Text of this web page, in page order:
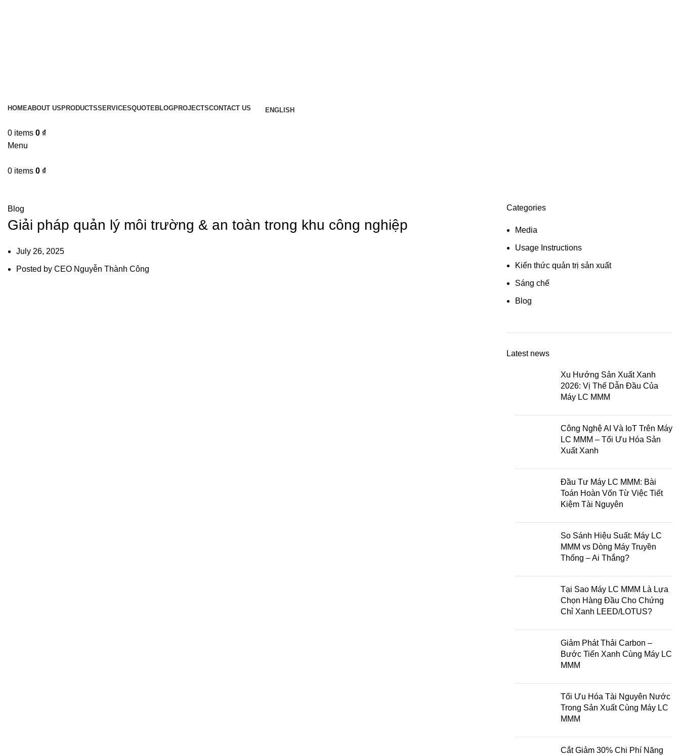
HOMEABOUT US PRODUCTSSERVICESQUOTEBLOGPROJECTSCONTACT US ENGLISH
0 items 0 ₫
Menu
0 items 0 ₫
Blog
Giải pháp quản lý môi trường & an toàn trong khu công nghiệp
July 26, 2025
Posted by CEO Nguyễn Thành Công
Categories
Media
Usage Instructions
Kiến thức quản trị sản xuất
Sáng chế
Blog
Latest news
Xu Hướng Sản Xuất Xanh
2026: Vị Thế Dẫn Đầu Của
Máy LC MMM
Công Nghệ AI Và IoT Trên Máy
LC MMM – Tối Ưu Hóa Sản
Xuất Xanh
Đầu Tư Máy LC MMM: Bài
Toán Hoàn Vốn Từ Việc Tiết
Kiệm Tài Nguyên
So Sánh Hiệu Suất: Máy LC
MMM vs Dòng Máy Truyền
Thống – Ai Thắng?
Tại Sao Máy LC MMM Là Lựa
Chọn Hàng Đầu Cho Chứng
Chỉ Xanh LEED/LOTUS?
Giảm Phát Thải Carbon –
Bước Tiến Xanh Cùng Máy LC
MMM
Tối Ưu Hóa Tài Nguyên Nước
Trong Sản Xuất Cùng Máy LC
MMM
Cắt Giảm 30% Chi Phí Năng